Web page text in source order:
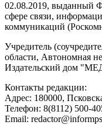
02.08.2019, выданный
сфере связи,
коммуникаций
Учредитель
области, Автономная
Издательский дом
Контакты редакции:
Адреc: 180000,
Телефон: 8(8112) 500-
Email: